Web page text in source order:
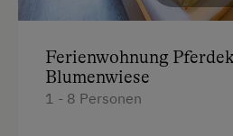
Tagungszentrum
Whiteboard
Zusätzliche
Ferienwohnung
Blumenwiese
1 - 8 Personen